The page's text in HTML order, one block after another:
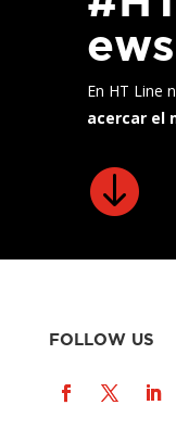
ews
En HT Line
acercar el

FOLLOW US